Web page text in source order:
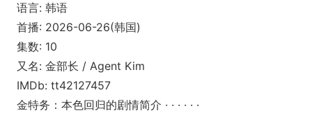
语言: 韩语
首播: 2026-06-26(韩国)
集数: 10
又名: 金部长 / Agent Kim
IMDb: tt42127457
金特务：本色回归的剧情简介 · · · · · ·